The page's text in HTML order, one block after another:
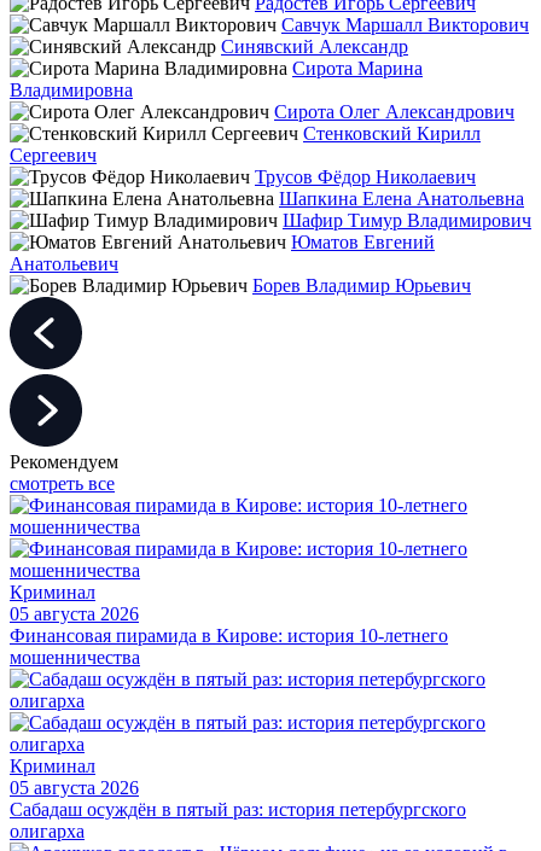
Савчук Маршалл Викторович
Синявский Александр
Сирота Марина
Владимировна
Сирота Олег Александрович
Стенковский Кирилл
Сергеевич
Трусов Фёдор Николаевич
Шапкина Елена Анатольевна
Шафир Тимур Владимирович
Юматов Евгений
Анатольевич
Борев Владимир Юрьевич
Рекомендуем
смотреть все
Криминал
05 августа 2026
Финансовая пирамида в Кирове: история 10-летнего
мошенничества
Криминал
05 августа 2026
Сабадаш осуждён в пятый раз: история петербургского
олигарха